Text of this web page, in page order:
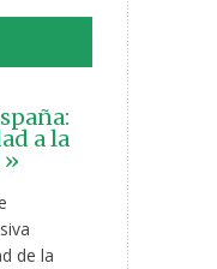
a la
de la